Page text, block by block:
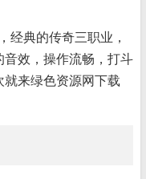
经典的传奇三职业，
效，操作流畅，打斗
就来绿色资源网下载